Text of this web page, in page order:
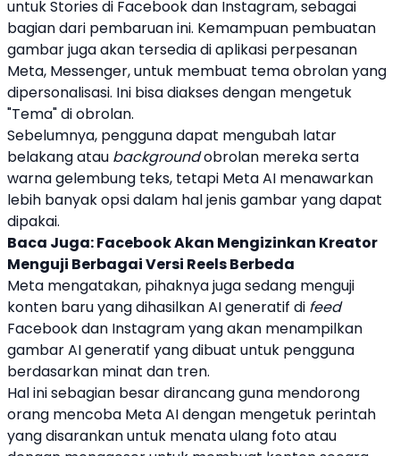
untuk Stories di Facebookdan Instagram, sebagai
bagian dari pembaruan ini. Kemampuan pembuatan
gambar juga akan tersedia di aplikasi perpesanan
Meta, Messenger, untuk membuat tema obrolan yang
dipersonalisasi. Ini bisa diakses dengan mengetuk
"Tema" di obrolan.
Sebelumnya, pengguna dapat mengubah latar
belakang atau backgroundobrolan mereka serta
warna gelembung teks, tetapi Meta AI menawarkan
lebih banyak opsi dalam hal jenis gambar yang dapat
dipakai.
Baca Juga:Facebook Akan Mengizinkan Kreator
Menguji Berbagai Versi Reels Berbeda
Meta mengatakan, pihaknya juga sedang menguji
konten baru yang dihasilkan AI generatif di feed
Facebookdan Instagramyang akan menampilkan
gambar AI generatif yang dibuat untuk pengguna
berdasarkan minat dan tren.
Hal ini sebagian besar dirancang guna mendorong
orang mencoba Meta AIdengan mengetuk perintah
yang disarankan untuk menata ulang foto atau